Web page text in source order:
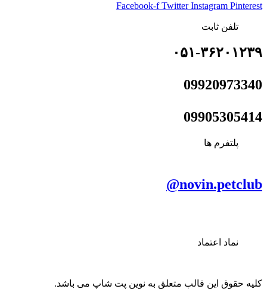
Facebook-f Twitter Instagram Pinterest
تلفن ثابت
۰۵۱-۳۶۲۰۱۲۳۹
09920973340
09905305414
پلتفرم ها
novin.petclub@
نماد اعتماد
کلیه حقوق این قالب متعلق به نوین پت شاپ می باشد.